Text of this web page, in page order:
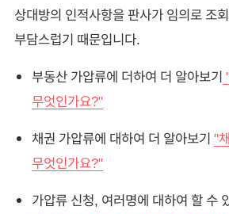
상대방의 인적사항을 판사가 임의로 조
부담스럽기 때문입니다.
부동산 가압류에 더하여 더 알아보기
무엇인가요?"
채권 가압류에 대하여 더 알아보기 "
무엇인가요?"
가압류 신청, 여러명에 대하여 할 수